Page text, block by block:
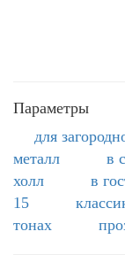
Параметры
для
металл
в
холл
в
15
тонах